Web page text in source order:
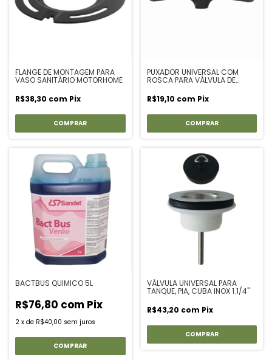
FLANGE DE MONTAGEM PARA
VASO SANITÁRIO MOTORHOME
R$38,30 com Pix
PUXADOR UNIVERSAL COM
ROSCA PARA VÁLVULA DE
R$19,10 com Pix
BACTBUS QUIMICO 5L
R$76,80 com Pix
2 x de R$40,00 sem juros
VÁLVULA UNIVERSAL PARA
TANQUE, PIA, CUBA INOX 1.1/4"
R$43,20 com Pix